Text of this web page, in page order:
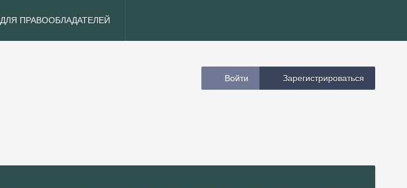
ДЛЯ ПРАВООБЛАДАТЕЛЕЙ
Войти Зарегистрироваться